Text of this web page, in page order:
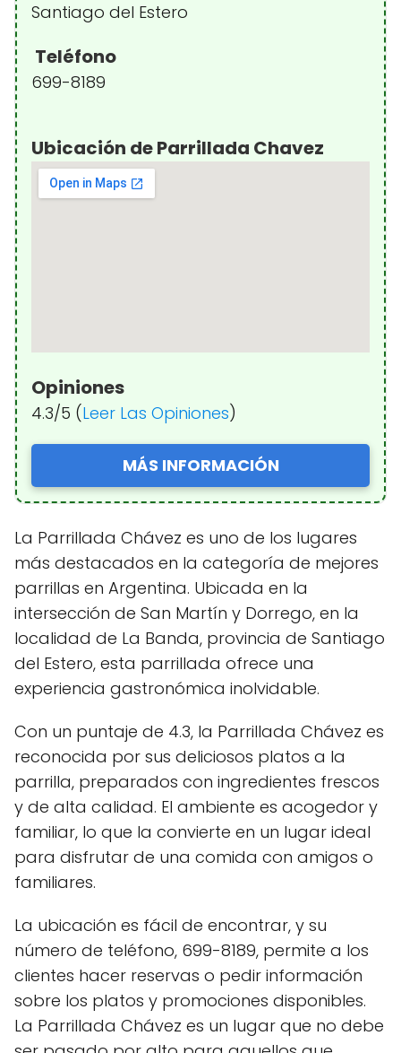
Santiago del Estero
Teléfono
699-8189
Ubicación de Parrillada Chavez
Opiniones
4.3/5 (Leer Las Opiniones)
MÁS INFORMACIÓN
La Parrillada Chávez es uno de los lugares
más destacados en la categoría de mejores
parrillas en Argentina. Ubicada en la
intersección de San Martín y Dorrego, en la
localidad de La Banda, provincia de Santiago
del Estero, esta parrillada ofrece una
experiencia gastronómica inolvidable.
Con un puntaje de 4.3, la Parrillada Chávez es
reconocida por sus deliciosos platos a la
parrilla, preparados con ingredientes frescos
y de alta calidad. El ambiente es acogedor y
familiar, lo que la convierte en un lugar ideal
para disfrutar de una comida con amigos o
familiares.
La ubicación es fácil de encontrar, y su
número de teléfono, 699-8189, permite a los
clientes hacer reservas o pedir información
sobre los platos y promociones disponibles.
La Parrillada Chávez es un lugar que no debe